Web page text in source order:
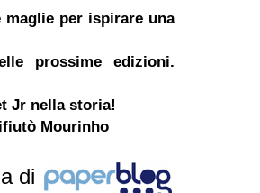
maglie per ispirare una
prossime edizioni.
Jr nella storia!
Mourinho
di